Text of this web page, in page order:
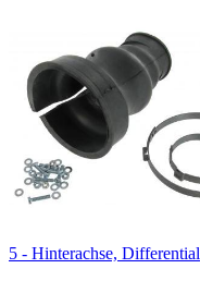
5 - Hinterachse, Differential